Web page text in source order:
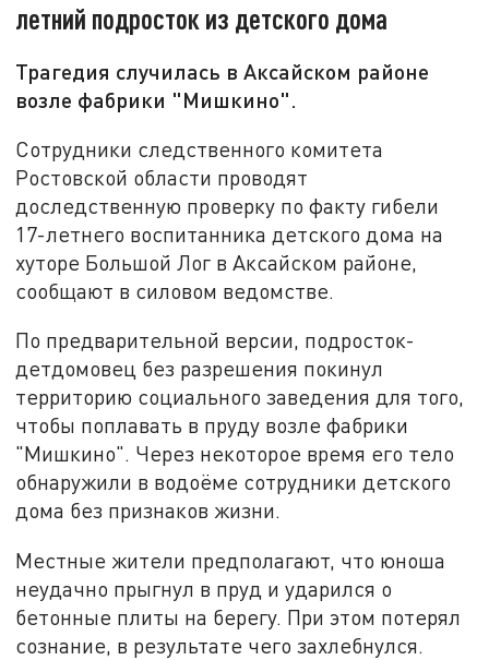
летний подросток из детского дома
Трагедия случилась в Аксайском районе
возле фабрики "Мишкино".
Сотрудники следственного комитета
Ростовской области проводят
доследственную проверку по факту гибели
17-летнего воспитанника детского дома на
хуторе Большой Лог в Аксайском районе,
сообщают в силовом ведомстве.
По предварительной версии, подросток-
детдомовец без разрешения покинул
территорию социального заведения для того,
чтобы поплавать в пруду возле фабрики
"Мишкино". Через некоторое время его тело
обнаружили в водоёме сотрудники детского
дома без признаков жизни.
Местные жители предполагают, что юноша
неудачно прыгнул в пруд и ударился о
бетонные плиты на берегу. При этом потерял
сознание, в результате чего захлебнулся.